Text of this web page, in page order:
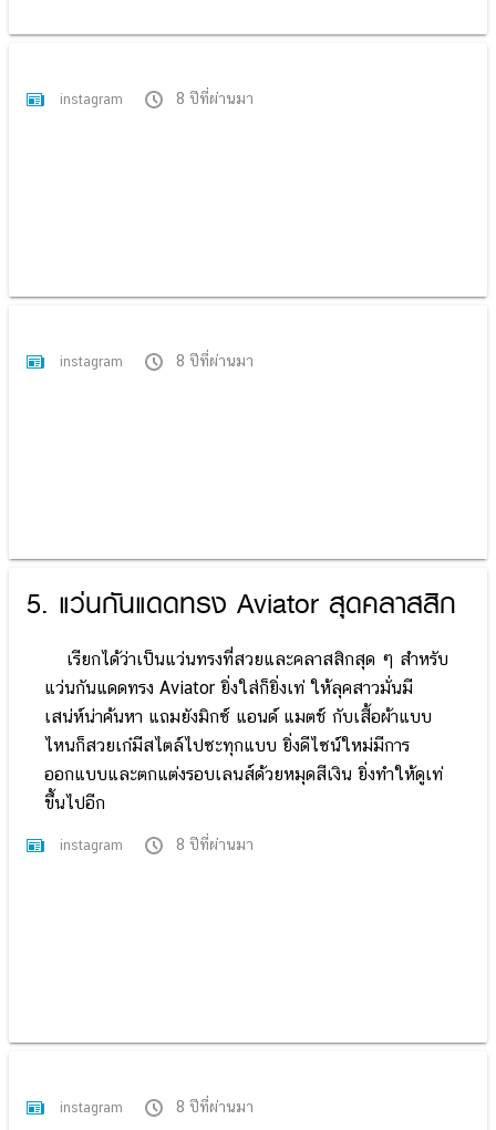
instagram 8 ปีที่ผ่านมา
instagram 8 ปีที่ผ่านมา
5. แว่นกันแดดทรง Aviator สุดคลาสสิก
เรียกได้ว่าเป็นแว่นทรงที่สวยและคลาสสิกสุด ๆ สำหรับ
แว่นกันแดดทรง Aviator ยิ่งใส่ก็ยิ่งเท่ ให้ลุคสาวมั่นมี
เสน่ห์น่าค้นหา แถมยังมิกซ์ แอนด์ แมตช์ กับเสื้อผ้าแบบ
ไหนก็สวยเก๋มีสไตล์ไปซะทุกแบบ ยิ่งดีไซน์ใหม่มีการ
ออกแบบและตกแต่งรอบเลนส์ด้วยหมุดสีเงิน ยิ่งทำให้ดูเท่
ขึ้นไปอีก
instagram 8 ปีที่ผ่านมา
instagram 8 ปีที่ผ่านมา